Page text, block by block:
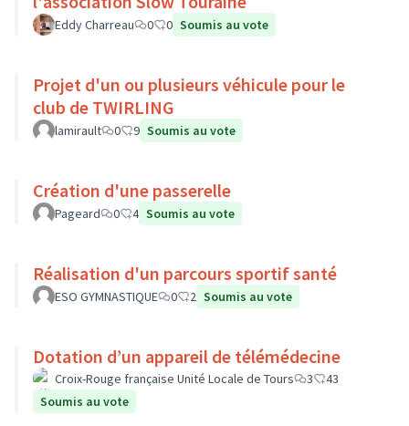
Eddy Charreau 0 0 Soumis au vote
Projet d'un ou plusieurs véhicule pour le
club de TWIRLING
lamirault 0 9 Soumis au vote
Création d'une passerelle
Pageard 0 4 Soumis au vote
Réalisation d'un parcours sportif santé
ESO GYMNASTIQUE 0 2 Soumis au vote
Dotation d’un appareil de télémédecine
Croix-Rouge française Unité Locale de Tours 3
43
Soumis au vote